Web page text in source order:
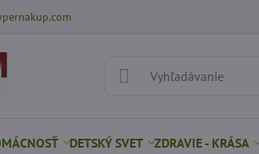
DETSKÝ SVET ZDRAVIE - KRÁSA